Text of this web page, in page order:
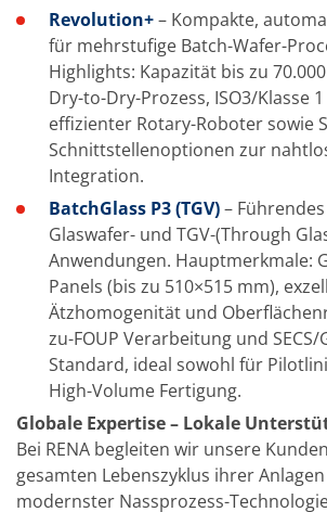
Einzelwafer Bearbeitung
TruEtch®
Marangoni Dryer
Karriere
Benefits
Ausbildung & Studium
RENA_Benefits
Ausbildung
Praktikum
News Ausbildung & Studium
RENA als Arbeitgeber
Bewerben bei RENA
Stellenangebote
Kontakt
Kontaktformular Lieferant
Kontaktformular
Kontaktformular Service
Internationale Kontakte
Kontakt Customer Service
Expert Blog
Revolution+– Kompakte,
für mehrstufige Batch-Wafer-
Highlights: Kapazität bis zu
Dry-to-Dry-Prozess, ISO3/Klasse
effizienter Rotary-Roboter sowie
Schnittstellenoptionen zur
Integration.
BatchGlass P3 (TGV)–
Glaswafer- und TGV-(Through
Anwendungen. Hauptmerkmale:
Panels (bis zu 510×515 mm),
Ätzhomogenität und
zu-FOUP Verarbeitung und SECS/
Standard, ideal sowohl für
High-Volume Fertigung.
Globale Expertise – Lokale
Bei RENA begleiten wir unsere
gesamten Lebenszyklus ihrer
modernster Nassprozess-